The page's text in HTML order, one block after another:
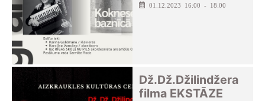
01.12.2023 16:00 - 18:00
Dž.Dž.Džilindžera
filma EKSTĀZE